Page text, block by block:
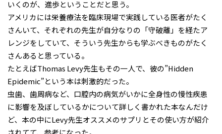
いくのが、進歩ということだと思う。
アメリカには栄養療法を臨床現場で実践している医者がたく
さんいて、それぞれの先生が自分なりの「守破離」を経たア
レンジをしていて、そういう先生からも学ぶべきものがたく
さんあると思っている。
たとえばThomas Levy先生もその一人で、彼の”Hidden
Epidemic”という本は刺激的だった。
虫歯、歯周病など、口腔内の病気がいかに全身性の慢性疾患
に影響を及ぼしているかについて詳しく書かれた本なんだけ
ど、本の中にLevy先生オススメのサプリとその使い方が紹介